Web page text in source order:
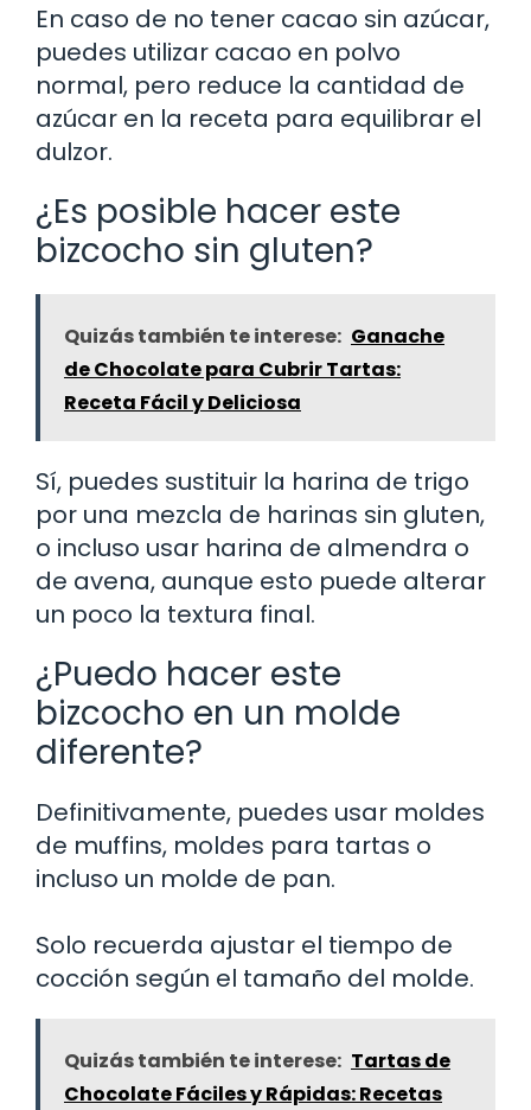
En caso de no tener cacao sin azúcar,
puedes utilizar cacao en polvo
normal, pero reduce la cantidad de
azúcar en la receta para equilibrar el
dulzor.
¿Es posible hacer este
bizcocho sin gluten?
Quizás también te interese: Ganache
de Chocolate para Cubrir Tartas:
Receta Fácil y Deliciosa
Sí, puedes sustituir la harina de trigo
por una mezcla de harinas sin gluten,
o incluso usar harina de almendra o
de avena, aunque esto puede alterar
un poco la textura final.
¿Puedo hacer este
bizcocho en un molde
diferente?
Definitivamente, puedes usar moldes
de muffins, moldes para tartas o
incluso un molde de pan.
Solo recuerda ajustar el tiempo de
cocción según el tamaño del molde.
Quizás también te interese: Tartas de
Chocolate Fáciles y Rápidas: Recetas